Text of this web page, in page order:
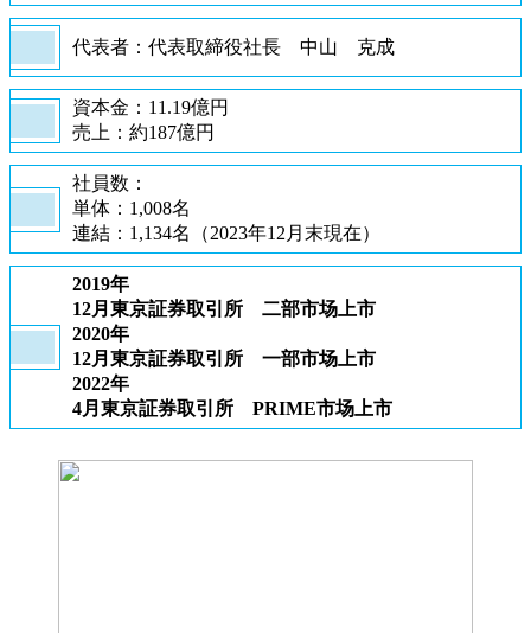
代表者：代表取締役社長 中山 克成
資本金：11.19億円
売上：約187億円
社員数：
単体：1,008名
連結：1,134名（2023年12月末現在）
2019年
12月東京証券取引所 二部市场上市
2020年
12月東京証券取引所 一部市场上市
2022年
4月東京証券取引所 PRIME市场上市